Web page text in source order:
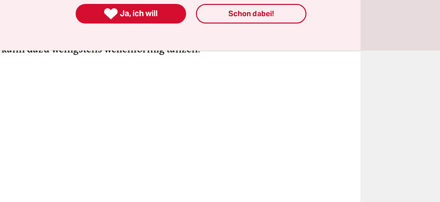
wird mit Kalifornien assoziiert, dem Land der endlosen
Riesenwellen. Wellenreiten und Musik, die sich anhört wie
dazu wenigstens wellenförmig tanzen.
 Ja, ich will Schon dabei!